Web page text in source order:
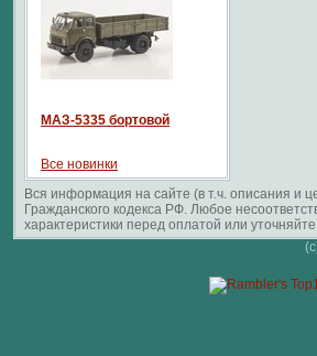
МАЗ-5335 бортовой
Все новинки
Вся информация на сайте (в т.ч. описания и
Гражданского кодекса РФ. Любое
характеристики перед оплатой или